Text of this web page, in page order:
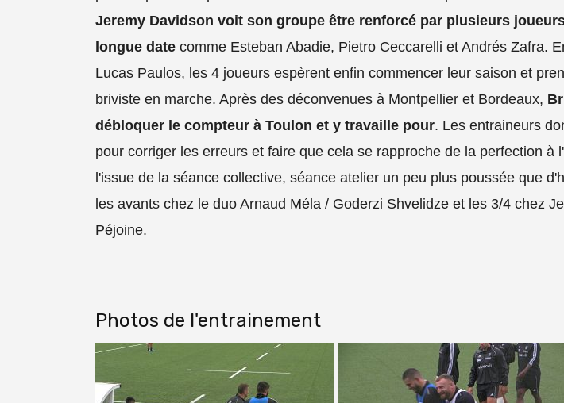
Jeremy Davidson voit son groupe être renforcé par plusieurs
longue date comme Esteban Abadie, Pietro Ceccarelli et Andrés Zafra.
Lucas Paulos, les 4 joueurs espèrent enfin commencer leur saison et
briviste en marche. Après des déconvenues à Montpellier et Bordeaux,
débloquer le compteur à Toulon et y travaille pour. Les entraineurs
pour corriger les erreurs et faire que cela se rapproche de la perfection à
l'issue de la séance collective, séance atelier un peu plus poussée que
les avants chez le duo Arnaud Méla / Goderzi Shvelidze et les 3/4 chez
Péjoine.
Photos de l'entrainement